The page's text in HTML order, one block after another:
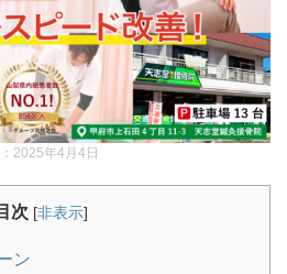
2025年4月4日
次 [非表示]
ン